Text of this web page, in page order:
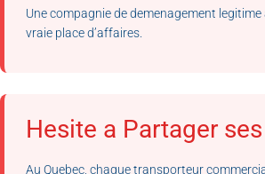
Une compagnie de demenagement
vraie place d’affaires.
Hesite a Partager
Au Quebec, chaque transporteur